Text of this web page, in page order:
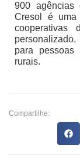
900 agências
Cresol é uma
cooperativas
para pessoas
rurais.
Compartilhe: